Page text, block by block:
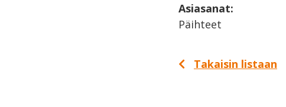
Asiasanat:
Päihteet
Takaisin listaan